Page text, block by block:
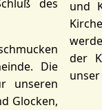
des
Die
unseren
Glocken,
und
der